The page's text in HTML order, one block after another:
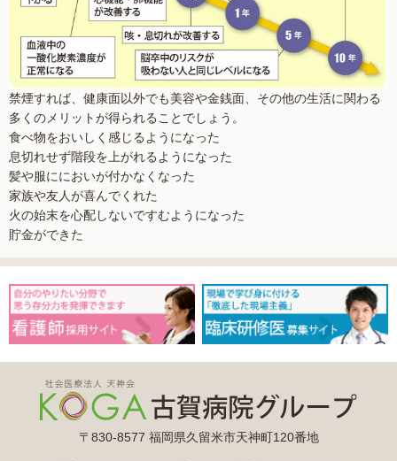
禁煙すれば、健康面以外でも美容や金銭面、その他の生活に関わる
多くのメリットが得られることでしょう。
食べ物をおいしく感じるようになった
息切れせず階段を上がれるようになった
髪や服ににおいが付かなくなった
家族や友人が喜んでくれた
火の始末を心配しないですむようになった
貯金ができた
〒830-8577 福岡県久留米市天神町120番地